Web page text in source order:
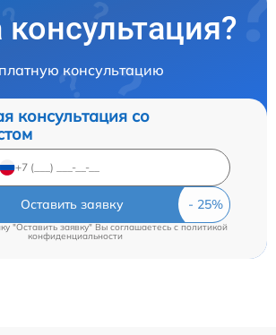
консультацию
консультация со
Оставить заявку
"Оставить заявку" Вы соглашаетесь cполитикой
конфиденциальности